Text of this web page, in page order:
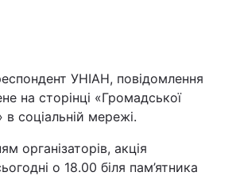
УНІАН, повідомлення
на сторінці «Громадської
соціальній мережі.
організаторів, акція
о 18.00 біля пам’ятника